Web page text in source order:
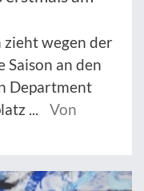
zieht wegen der
Saison an den
Department
...
Von